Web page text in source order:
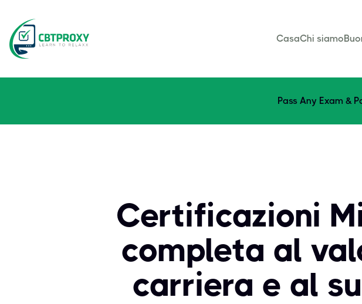
CasaChi siamo
Pass Any Exam &
Certificazioni
completa al
carriera e al